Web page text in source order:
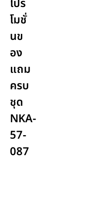
โปร
โมชั่
นข
อง
แถม
ครบ
ชุด
NKA-
57-
087